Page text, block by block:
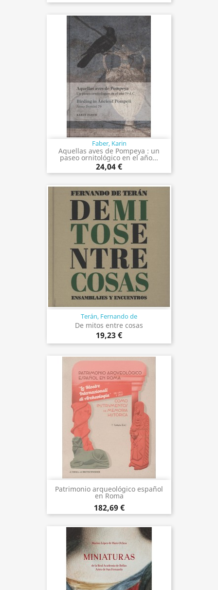
Faber, Karin
Aquellas aves de Pompeya : un
paseo ornitológico en el año...
24,04 €
Terán, Fernando de
De mitos entre cosas
19,23 €
Patrimonio arqueológico español
en Roma
182,69 €